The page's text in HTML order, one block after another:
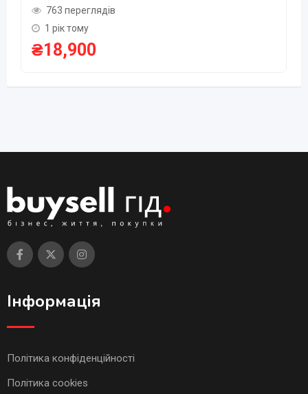
763 переглядів
1 рік тому
₴18,900
Інформація
Політика конфіденційності
Політика cookies